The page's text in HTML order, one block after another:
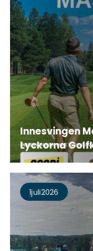
Innesvingen
Lyckorna
1Juli2026